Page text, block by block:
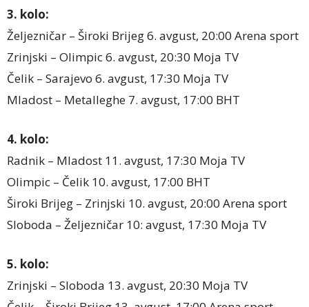
3. kolo:
Željezničar – Široki Brijeg 6. avgust, 20:00 Arena sport
Zrinjski – Olimpic 6. avgust, 20:30 Moja TV
Čelik – Sarajevo 6. avgust, 17:30 Moja TV
Mladost – Metalleghe 7. avgust, 17:00 BHT
4. kolo:
Radnik – Mladost 11. avgust, 17:30 Moja TV
Olimpic – Čelik 10. avgust, 17:00 BHT
Široki Brijeg – Zrinjski 10. avgust, 20:00 Arena sport
Sloboda – Željezničar 10: avgust, 17:30 Moja TV
5. kolo:
Zrinjski – Sloboda 13. avgust, 20:30 Moja TV